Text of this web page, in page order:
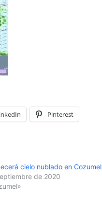
Pinterest
cielo nublado en Cozumel
de 2020